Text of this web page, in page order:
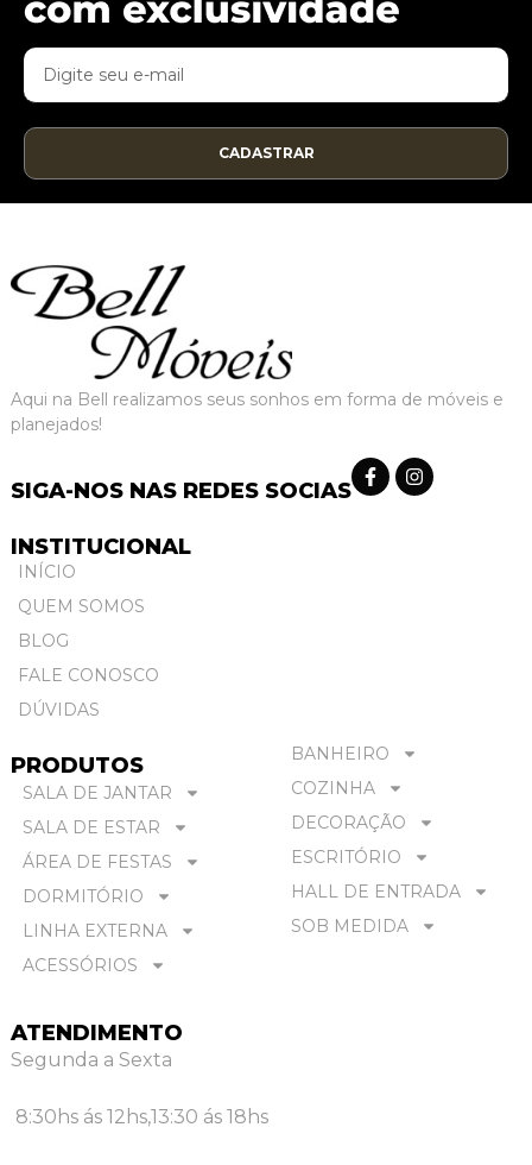
CADASTRAR
Aqui na Bell realizamos seus sonhos em forma de móveis e
planejados!
INSTITUCIONAL
INÍCIO
QUEM SOMOS
BLOG
FALE CONOSCO
DÚVIDAS
PRODUTOS
SALA DE JANTAR
SALA DE ESTAR
ÁREA DE FESTAS
DORMITÓRIO
LINHA EXTERNA
ACESSÓRIOS
BANHEIRO
COZINHA
DECORAÇÃO
ESCRITÓRIO
HALL DE ENTRADA
SOB MEDIDA
ATENDIMENTO
Segunda a Sexta
8:30hs ás 12hs,13:30 ás 18hs
SIGA-NOS NAS REDES SOCIAS